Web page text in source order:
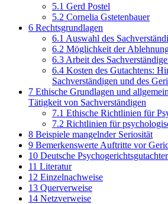
5.1 Gerd Postel
5.2 Cornelia Gstetenbauer
6 Rechtsgrundlagen
6.1 Auswahl des
6.2 Möglichkeit der
6.3 Arbeit des
6.4 Kosten des Gutachtens:
Sachverständigen und des
7 Ethische Grundlagen und
Tätigkeit von Sachverständigen
7.1 Ethische Richtlinien für
7.2 Richtlinien für
8 Beispiele mangelnder Seriosität
9 Bemerkenswerte Auftritte vor
10 Deutsche
11 Literatur
12 Einzelnachweise
13 Querverweise
14 Netzverweise